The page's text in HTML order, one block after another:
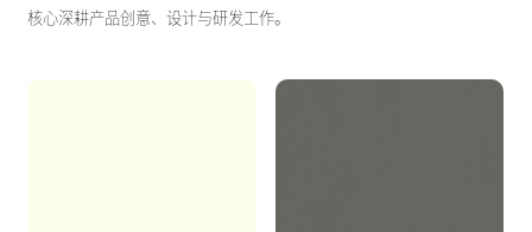
核心深耕产品创意、设计与研发工作。